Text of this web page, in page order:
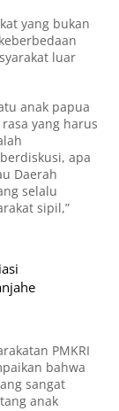
yang bukan
luar
anak papua
yang harus
apa
Daerah
selalu
sipil,”
PMKRI
bahwa
sangat
anak